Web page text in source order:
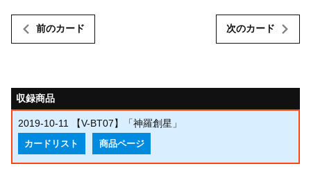
前のカード 次のカード
収録商品
2019-10-11 【V-BT07】「神羅創星」
カードリスト 商品ページ